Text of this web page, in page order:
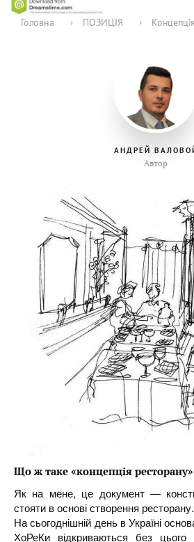
Головна › ПОЗИЦІЯ ›
АНДРЕЙ
Автор
Що ж таке «концепція
Як на мене, це документ —
стояти в основі створення ресторану.
На сьогоднішній день в Україні
ХоРеКи відкриваються без цього